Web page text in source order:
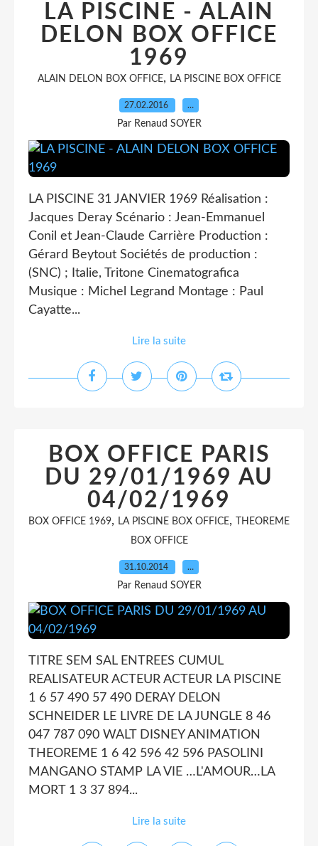
LA PISCINE - ALAIN
DELON BOX OFFICE
1969
ALAIN DELON BOX OFFICE, LA PISCINE BOX OFFICE
27.02.2016 …
Par Renaud SOYER
LA PISCINE 31 JANVIER 1969 Réalisation :
Jacques Deray Scénario : Jean-Emmanuel
Conil et Jean-Claude Carrière Production :
Gérard Beytout Sociétés de production :
(SNC) ; Italie, Tritone Cinematografica
Musique : Michel Legrand Montage : Paul
Cayatte...
Lire la suite
BOX OFFICE PARIS
DU 29/01/1969 AU
04/02/1969
BOX OFFICE 1969, LA PISCINE BOX OFFICE,
THEOREME
BOX OFFICE
31.10.2014 …
Par Renaud SOYER
TITRE SEM SAL ENTREES CUMUL
REALISATEUR ACTEUR ACTEUR LA PISCINE
1 6 57 490 57 490 DERAY DELON
SCHNEIDER LE LIVRE DE LA JUNGLE 8 46
047 787 090 WALT DISNEY ANIMATION
THEOREME 1 6 42 596 42 596 PASOLINI
MANGANO STAMP LA VIE …L'AMOUR…LA
MORT 1 3 37 894...
Lire la suite